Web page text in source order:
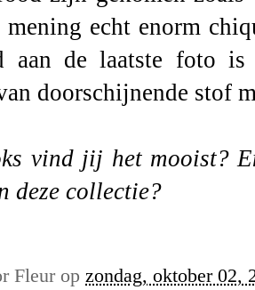
echt enorm
aan de laatste foto is
doorschijnende stof
vind jij het mooist?
deze collectie?
Fleur op zondag, oktober 02,